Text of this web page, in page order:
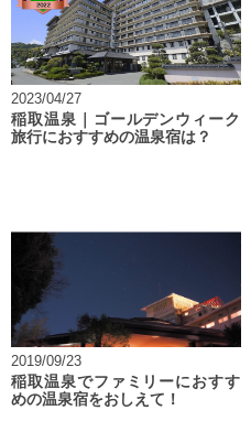
2023/04/27
稲取温泉｜ゴールデンウィーク
旅行におすすめの温泉宿は？
2019/09/23
稲取温泉でファミリーにおすす
めの温泉宿をおしえて！